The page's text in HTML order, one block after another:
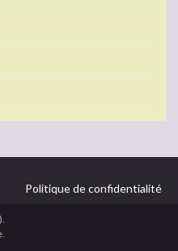
Politique de confidentialité
.